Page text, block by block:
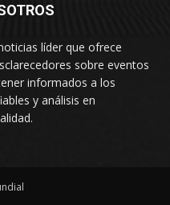
líder que ofrece
sobre eventos
informados a los
y análisis en